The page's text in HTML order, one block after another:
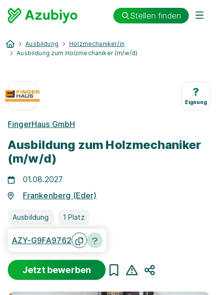
Stellen finden
Ausbildung
Holzmechaniker/in
Ausbildung zum Holzmechaniker (m/w/d)
?
Eignung
FingerHaus GmbH
Ausbildung zum Holzmechaniker
(m/w/d)
01.08.2027
Frankenberg (Eder)
Ausbildung 1 Platz
AZY-G9FA9762
Jetzt bewerben